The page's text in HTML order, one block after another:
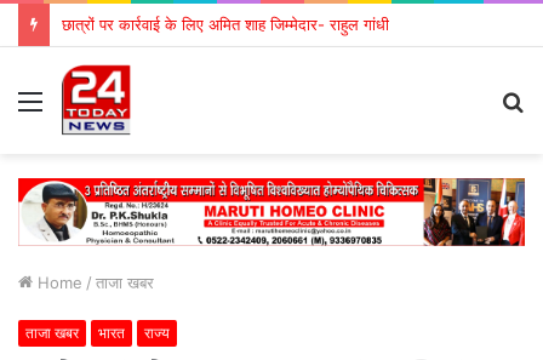
छात्रों पर कार्रवाई के लिए अमित शाह जिम्मेदार- राहुल गांधी
Menu
Home / ताजा खबर
ताजा खबर भारत राज्य